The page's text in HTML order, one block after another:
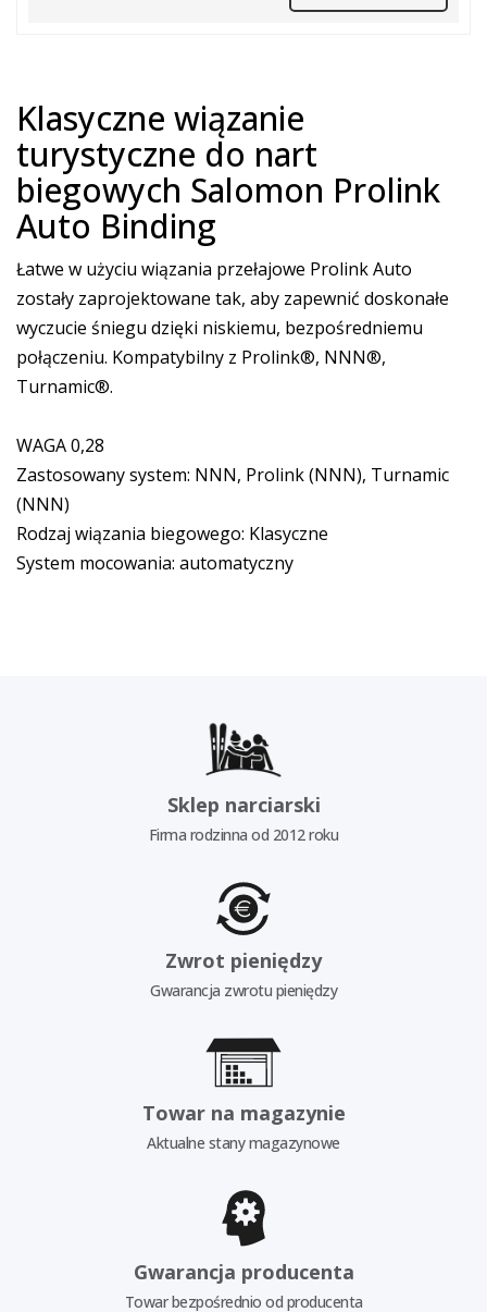
Klasyczne wiązanie
turystyczne do nart
biegowych Salomon Prolink
Auto Binding
Łatwe w użyciu wiązania przełajowe Prolink Auto
zostały zaprojektowane tak, aby zapewnić doskonałe
wyczucie śniegu dzięki niskiemu, bezpośredniemu
połączeniu. Kompatybilny z Prolink®, NNN®,
Turnamic®.
WAGA 0,28
Zastosowany system: NNN, Prolink (NNN), Turnamic
(NNN)
Rodzaj wiązania biegowego: Klasyczne
System mocowania: automatyczny
Sklep narciarski
Firma rodzinna od 2012 roku
Zwrot pieniędzy
Gwarancja zwrotu pieniędzy
Towar na magazynie
Aktualne stany magazynowe
Gwarancja producenta
Towar bezpośrednio od producenta